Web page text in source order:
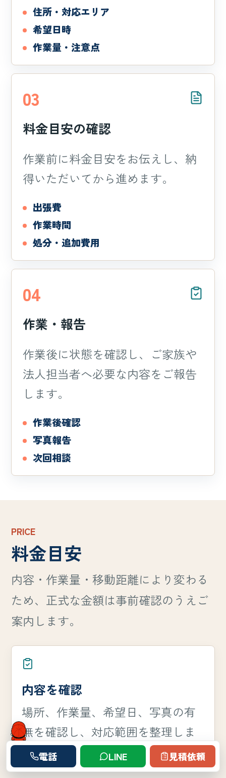
住所・対応エリア
希望日時
作業量・注意点
03
料金目安の確認
作業前に料金目安をお伝えし、納
得いただいてから進めます。
出張費
作業時間
処分・追加費用
04
作業・報告
作業後に状態を確認し、ご家族や
法人担当者へ必要な内容をご報告
します。
作業後確認
写真報告
次回相談
PRICE
料金目安
内容・作業量・移動距離により変わる
ため、正式な金額は事前確認のうえご
案内します。
内容を確認
場所、作業量、希望日、写真の有
無を確認し、対応範囲を整理しま
す。電話 LINE 見積依頼